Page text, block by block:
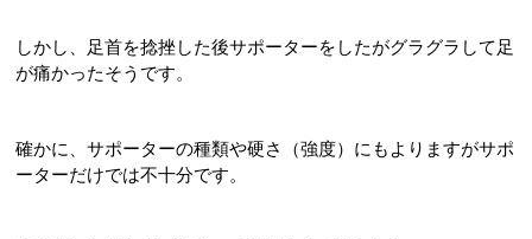
しかし、足首を捻挫した後サポーターをしたがグラグラして足
が痛かったそうです。
確かに、サポーターの種類や硬さ（強度）にもよりますがサポ
ーターだけでは不十分です。